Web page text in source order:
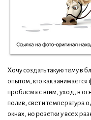
Хочу создать такую тему в
опытом, кто как
проблема с этим, уход, в
полив, свет и температура
окнах, но розетки у всех